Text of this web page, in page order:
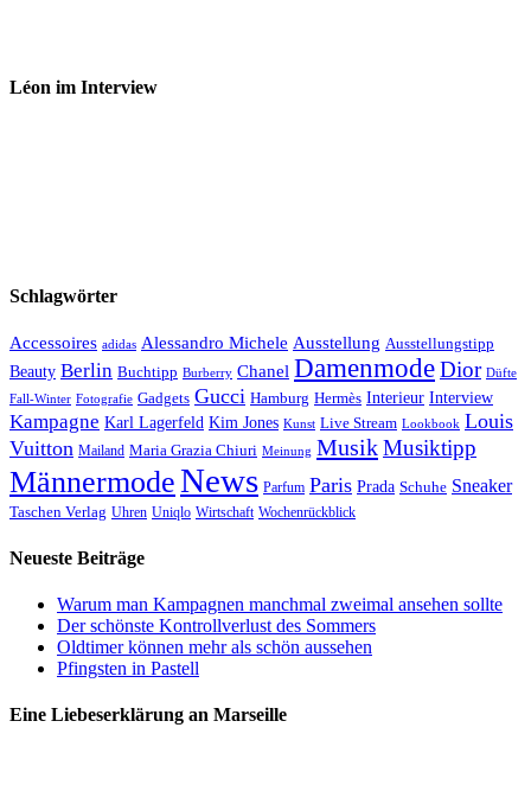
Léon im Interview
Schlagwörter
Accessoires adidas Alessandro Michele Ausstellung Ausstellungstipp
Beauty Berlin Buchtipp Burberry Chanel DamenmodeDior Düfte
Fall-Winter Fotografie Gadgets Gucci Hamburg Hermès Interieur Interview
Kampagne Karl Lagerfeld Kim Jones Kunst Live Stream Lookbook Louis
Vuitton Mailand Maria Grazia Chiuri Meinung MusikMusiktipp
MännermodeNews Parfum Paris Prada Schuhe Sneaker
Taschen Verlag Uhren Uniqlo Wirtschaft Wochenrückblick
Neueste Beiträge
Warum man Kampagnen manchmal zweimal ansehen sollte
Der schönste Kontrollverlust des Sommers
Oldtimer können mehr als schön aussehen
Pfingsten in Pastell
Eine Liebeserklärung an Marseille